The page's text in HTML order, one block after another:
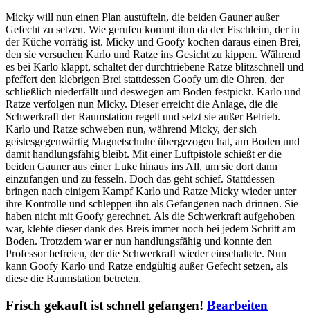
Micky will nun einen Plan austüfteln, die beiden Gauner außer
Gefecht zu setzen. Wie gerufen kommt ihm da der Fischleim, der in
der Küche vorrätig ist. Micky und Goofy kochen daraus einen Brei,
den sie versuchen Karlo und Ratze ins Gesicht zu kippen. Während
es bei Karlo klappt, schaltet der durchtriebene Ratze blitzschnell und
pfeffert den klebrigen Brei stattdessen Goofy um die Ohren, der
schließlich niederfällt und deswegen am Boden festpickt. Karlo und
Ratze verfolgen nun Micky. Dieser erreicht die Anlage, die die
Schwerkraft der Raumstation regelt und setzt sie außer Betrieb.
Karlo und Ratze schweben nun, während Micky, der sich
geistesgegenwärtig Magnetschuhe übergezogen hat, am Boden und
damit handlungsfähig bleibt. Mit einer Luftpistole schießt er die
beiden Gauner aus einer Luke hinaus ins All, um sie dort dann
einzufangen und zu fesseln. Doch das geht schief. Stattdessen
bringen nach einigem Kampf Karlo und Ratze Micky wieder unter
ihre Kontrolle und schleppen ihn als Gefangenen nach drinnen. Sie
haben nicht mit Goofy gerechnet. Als die Schwerkraft aufgehoben
war, klebte dieser dank des Breis immer noch bei jedem Schritt am
Boden. Trotzdem war er nun handlungsfähig und konnte den
Professor befreien, der die Schwerkraft wieder einschaltete. Nun
kann Goofy Karlo und Ratze endgültig außer Gefecht setzen, als
diese die Raumstation betreten.
Frisch gekauft ist schnell gefangen! Bearbeiten